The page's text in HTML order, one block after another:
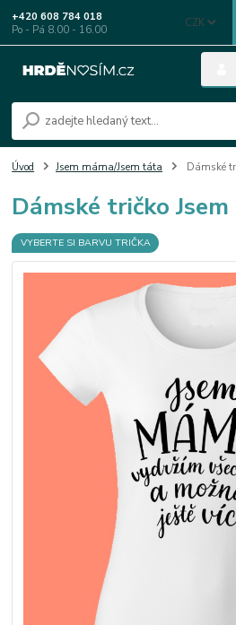
CZK
+420 608 784 018
Po - Pá 8.00 - 16.00
Úvod Jsem máma/Jsem táta Dámské
Dámské tričko Jsem
VYBERTE SI BARVU TRIČKA